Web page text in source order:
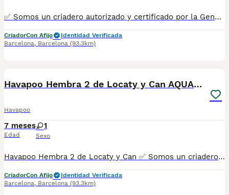
✅ Somos un criadero autorizado y certificado por la Generalitat de Catalunya bajo el número de Núcleo Zoológico G25/00314. PARA MÁS INFORMACIÓN: ☎️ 933095977 📱 685878504 / 674320847 💻 Más fotos y vídeos en nuestra web www.aquanatura.es 🚙 Hacemos envíos 📌 Calle Roger de Flor 45, muy cerca del Arc de Triomf de Barcelona, de Lunes a Sábados. Se entregan con sus vacunas, desparasitados interna y externamente, con microchip y su registro, cartilla sanitaria y contrato de garantías, documentación legal y factura. AQUANATURA
CriadorCon Afijo
Identidad Verificada
Barcelona, Barcelona (93.3km)
Havapoo Hembra 2 de Locaty y Can AQUANATURA
Havapoo
7 meses
Edad
1
Sexo
Havapoo Hembra 2 de Locaty y Can ✅ Somos un criadero autorizado y certificado por la Generalitat de Catalunya bajo el número de Núcleo Zoológico G25/00314. PARA MÁS INFORMACIÓN: ☎️ 933095977 📱 685878504 / 674320847 💻 Más fotos y vídeos en nuestra web www.aquanatura.es 🚙 Hacemos envíos 📌 Calle Roger de Flor 45, muy cerca del Arc de Triomf de Barcelona, de Lunes a Sábados. Se entregan con sus vacunas, desparasitados interna y externamente, con microchip y su registro, cartilla sanitaria y contrato de garantías, documentación legal y factura. AQUANATURA
CriadorCon Afijo
Identidad Verificada
Barcelona, Barcelona (93.3km)